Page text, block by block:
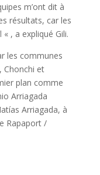
m’ont dit à
résultats, car les
, a expliqué Gili.
les communes
Chonchi et
plan comme
Arriagada
Arriagada, à
Rapaport /